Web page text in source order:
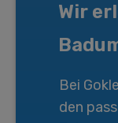
Wir
Bei
den